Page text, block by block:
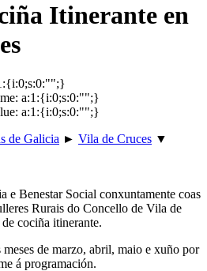
Itinerante en
a:1:{i:0;s:0:"";}
a:1:{i:0;s:0:"";}
de Galicia ► Vila de Cruces ▼
e Benestar Social conxuntamente coas
Rurais do Concello de Vila de
cociña itinerante.
meses de marzo, abril, maio e xuño por
á programación.